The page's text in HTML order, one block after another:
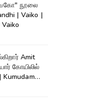
நூலை
| Vaiko |
Amit
கோயிலில்